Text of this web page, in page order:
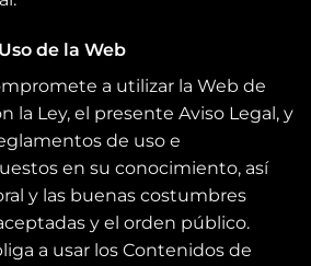
de la Web
a utilizar la Web de
la Ley, el presente Aviso Legal, y
de uso e
en su conocimiento, así
y las buenas costumbres
y el orden público.
a usar los Contenidos de